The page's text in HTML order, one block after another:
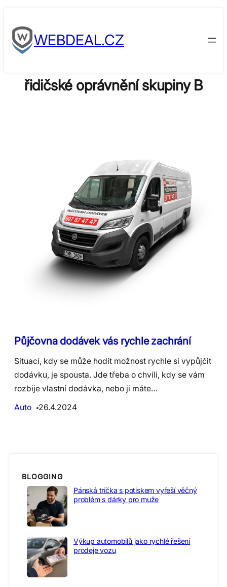
to
contentWEBDEAL.CZ
řidičské oprávnění skupiny B
Půjčovna dodávek vás rychle zachrání
Situací, kdy se může hodit možnost rychle si vypůjčit
dodávku, je spousta. Jde třeba o chvíli, kdy se vám
rozbije vlastní dodávka, nebo ji máte…
Auto
26.4.2024
BLOGGING
Pánská trička s potiskem vyřeší věčný
problém s dárky pro muže
Výkup automobilů jako rychlé řešení
prodeje vozu